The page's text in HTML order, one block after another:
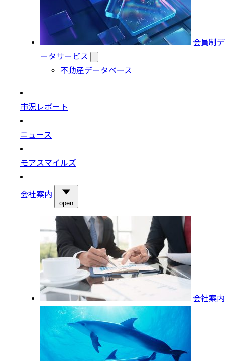
会員制デ
ータサービス
不動産データベース
市況レポート
ニュース
モアスマイルズ
会社案内
open
会社案内